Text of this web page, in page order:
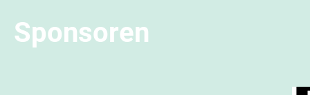
Sponsoren